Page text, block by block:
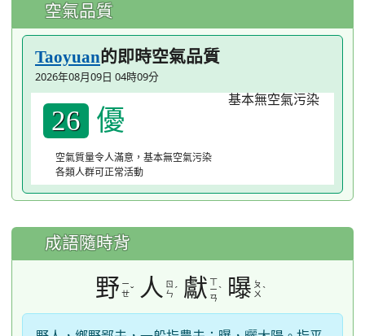
空氣品質
Taoyuan的即時空氣品質
2026年08月09日 04時09分
26 優
空氣質量令人滿意，基本無空氣污染
各類人群可正常活動
成語隨時背
野 ㄧ
ㄝˇ 人
ㄖ
ㄣ ˊ 獻 ㄒ
ㄧ
ㄢ
ˋ 曝 ㄆ
ㄨ ˋ